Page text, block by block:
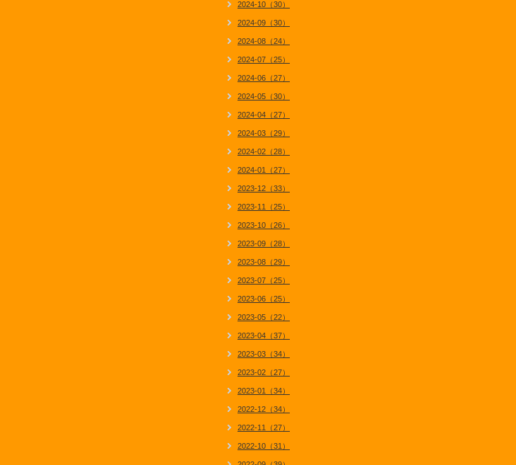
2024-10（30）
2024-09（30）
2024-08（24）
2024-07（25）
2024-06（27）
2024-05（30）
2024-04（27）
2024-03（29）
2024-02（28）
2024-01（27）
2023-12（33）
2023-11（25）
2023-10（26）
2023-09（28）
2023-08（29）
2023-07（25）
2023-06（25）
2023-05（22）
2023-04（37）
2023-03（34）
2023-02（27）
2023-01（34）
2022-12（34）
2022-11（27）
2022-10（31）